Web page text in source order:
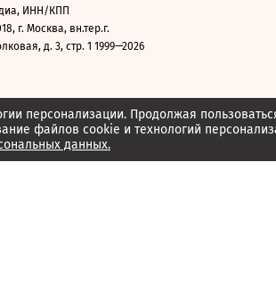
персонализации. Продолжая
файлов cookie и технологий
данных.
ИНН/КПП
г. Москва, вн.тер.г.
д. 3, стр. 1 1999—2026